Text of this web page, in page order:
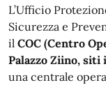
L’Ufficio
Sicurezza e
il COC (Centro
Palazzo Ziino, siti
una centrale